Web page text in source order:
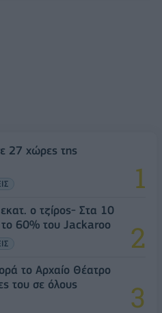
27 χώρες της
ο τζίρος- Στα 10
το 60% του Jackaroo
το Αρχαίο Θέατρο
του σε όλους